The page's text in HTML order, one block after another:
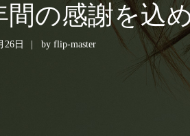
間の感謝を込
26日 by flip-master